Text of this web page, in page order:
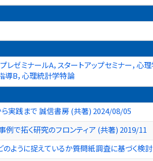
レゼミナールA，スタートアップセミナー，
導B，心理統計学特論
実践まで 誠信書房 (共著) 2024/08/05
例で拓く研究のフロンティア (共著) 2019/11
うに捉えているか――質問紙調査に基づく検討